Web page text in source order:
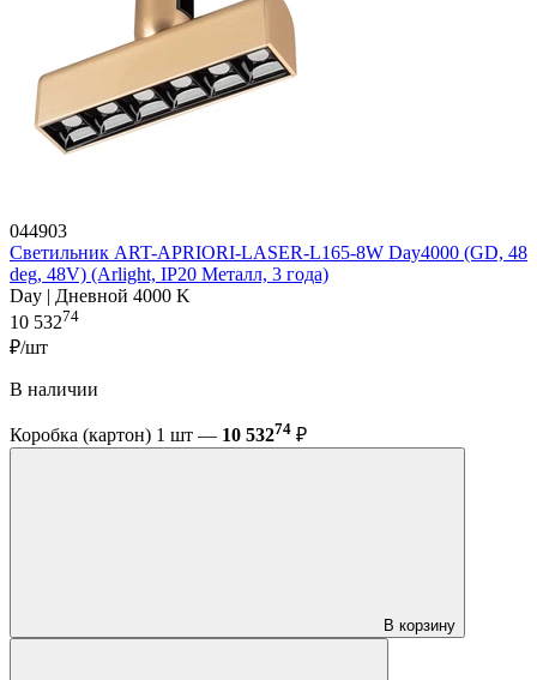
044903
Светильник ART-APRIORI-LASER-L165-8W Day4000 (GD, 48
deg, 48V) (Arlight, IP20 Металл, 3 года)
Day | Дневной 4000 K
10 53274
₽/шт
В наличии
Коробка (картон) 1 шт — 10 53274 ₽
В корзину